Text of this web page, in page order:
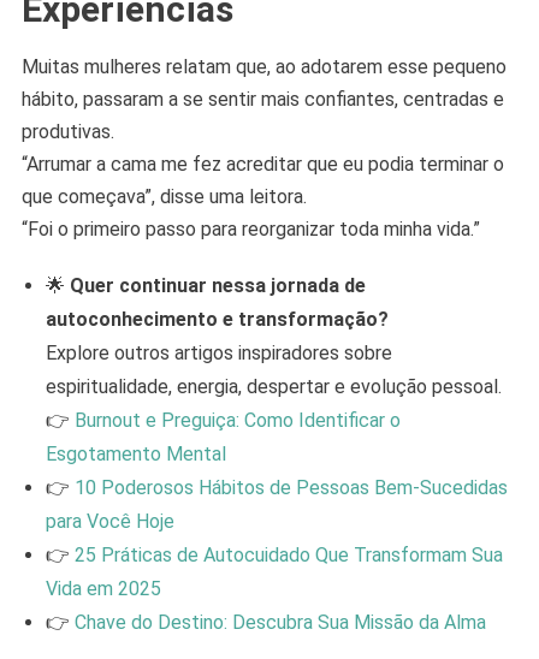
Experiências
Muitas mulheres relatam que, ao adotarem esse pequeno
hábito, passaram a se sentir mais confiantes, centradas e
produtivas.
“Arrumar a cama me fez acreditar que eu podia terminar o
que começava”, disse uma leitora.
“Foi o primeiro passo para reorganizar toda minha vida.”
🌟 Quer continuar nessa jornada de
autoconhecimento e transformação?
Explore outros artigos inspiradores sobre
espiritualidade, energia, despertar e evolução pessoal.
👉 Burnout e Preguiça: Como Identificar o
Esgotamento Mental
👉 10 Poderosos Hábitos de Pessoas Bem-Sucedidas
para Você Hoje
👉 25 Práticas de Autocuidado Que Transformam Sua
Vida em 2025
👉 Chave do Destino: Descubra Sua Missão da Alma